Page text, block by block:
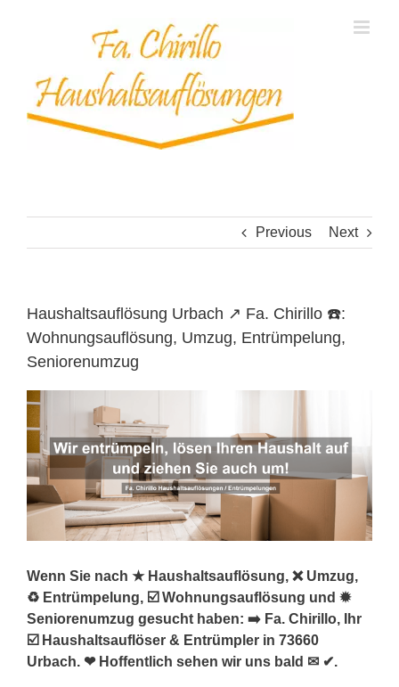
Previous Next
Haushaltsauflösung Urbach ↗️ Fa. Chirillo ☎️:
Wohnungsauflösung, Umzug, Entrümpelung,
Seniorenumzug
Wenn Sie nach ★ Haushaltsauflösung, ❌ Umzug,
♻ Entrümpelung, ☑️ Wohnungsauflösung und ✹
Seniorenumzug gesucht haben: ➡️ Fa. Chirillo, Ihr
☑️ Haushaltsauflöser & Entrümpler in 73660
Urbach. ❤ Hoffentlich sehen wir uns bald ✉ ✔.